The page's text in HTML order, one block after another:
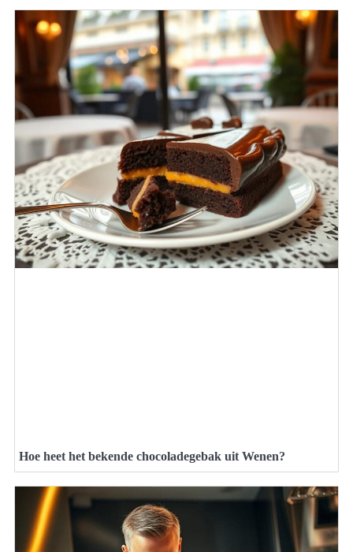
Hoe heet het bekende chocoladegebak uit Wenen?